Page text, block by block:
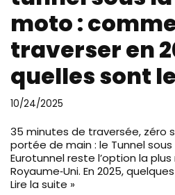
moto :
traverser en
quelles sont
10/24/2025
35 minutes de traversée, zéro
portée de main : le Tunnel sous
Eurotunnel reste l’option la
Royaume‑Uni. En 2025,
Lire la suite »